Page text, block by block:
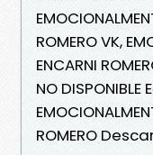
ROMERO VK,
ENCARNI
NO DISPONIBLE
ROMERO